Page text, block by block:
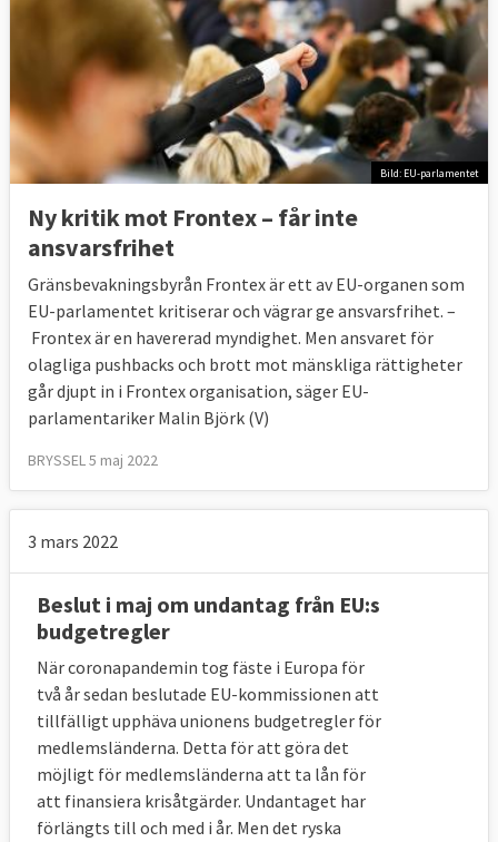
Bild: EU-parlamentet
Ny kritik mot Frontex – får inte
ansvarsfrihet
Gränsbevakningsbyrån Frontex är ett av EU-organen som
EU-parlamentet kritiserar och vägrar ge ansvarsfrihet. –
Frontex är en havererad myndighet. Men ansvaret för
olagliga pushbacks och brott mot mänskliga rättigheter
går djupt in i Frontex organisation, säger EU-
parlamentariker Malin Björk (V)
BRYSSEL 5 maj 2022
3 mars 2022
Beslut i maj om undantag från EU:s
budgetregler
När coronapandemin tog fäste i Europa för
två år sedan beslutade EU-kommissionen att
tillfälligt upphäva unionens budgetregler för
medlemsländerna. Detta för att göra det
möjligt för medlemsländerna att ta lån för
att finansiera krisåtgärder. Undantaget har
förlängts till och med i år. Men det ryska